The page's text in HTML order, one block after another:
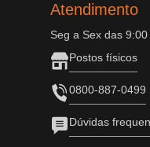
Atendimento
Seg a Sex das
Postos físicos
0800-887-0499
Dúvidas